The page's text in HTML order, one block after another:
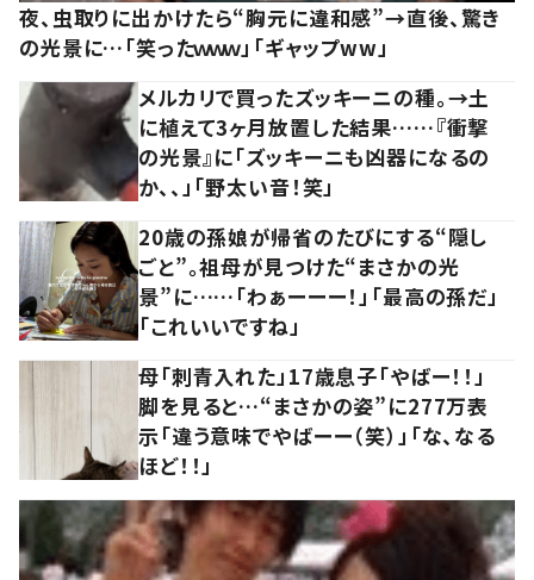
夜、虫取りに出かけたら“胸元に違和感”→直後、驚き
の光景に…「笑ったｗｗｗ」「ギャップww」
メルカリで買ったズッキーニの種。→土
に植えて3ヶ月放置した結果……『衝撃
の光景』に「ズッキーニも凶器になるの
か、、」「野太い音！笑」
20歳の孫娘が帰省のたびにする“隠し
ごと”。祖母が見つけた“まさかの光
景”に……「わぁーーー！」「最高の孫だ」
「これいいですね」
母「刺青入れた」17歳息子「やばー！！」
脚を見ると…“まさかの姿”に277万表
示「違う意味でやばーー（笑）」「な、なる
ほど！！」